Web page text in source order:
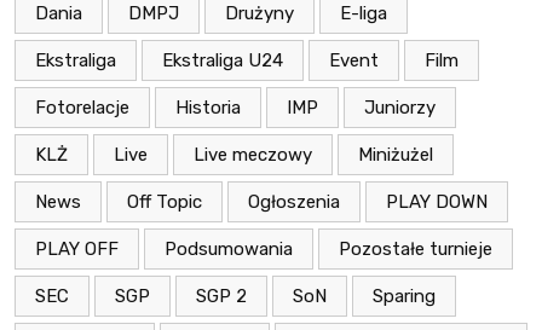
Dania DMPJ Drużyny E-liga
Ekstraliga Ekstraliga U24 Event Film
Fotorelacje Historia IMP Juniorzy
KLŻ Live Live meczowy Miniżużel
News Off Topic Ogłoszenia PLAY DOWN
PLAY OFF Podsumowania Pozostałe turnieje
SEC SGP SGP 2 SoN Sparing